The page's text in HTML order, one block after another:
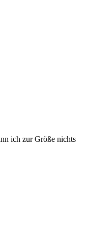
ich zur Größe nichts